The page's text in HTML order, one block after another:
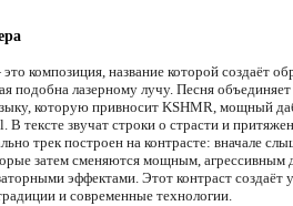
композиция, название которой создаёт
подобна лазерному лучу. Песня объединяет
которую привносит KSHMR, мощный
тексте звучат строки о страсти и
трек построен на контрасте: вначале
затем сменяются мощным, агрессивным
эффектами. Этот контраст создаёт
и современные технологии.